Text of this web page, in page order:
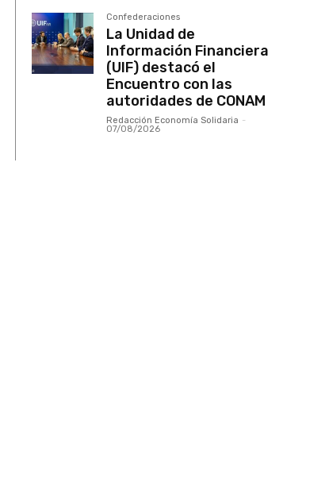
Confederaciones
La Unidad de
Información Financiera
(UIF) destacó el
Encuentro con las
autoridades de CONAM
Redacción Economía Solidaria -
07/08/2026